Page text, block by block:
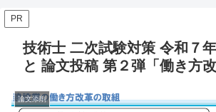
PR
技術士 二次試験対策 令和７
と 論文投稿 第２弾「働き方改
論文添削